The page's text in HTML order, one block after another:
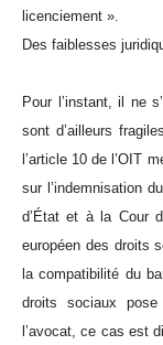
licenciement ».
Des faiblesses
Pour l’instant, il ne
sont d’ailleurs
l’article 10 de l’OIT
sur l’indemnisation
d’État et à la Cour
européen des droits
la compatibilité du
droits sociaux
l’avocat, ce cas est